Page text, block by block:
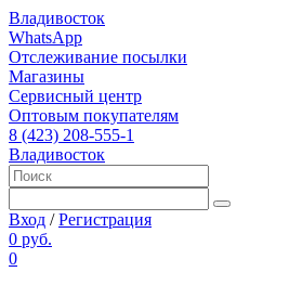
Владивосток
WhatsApp
Отслеживание посылки
Магазины
Сервисный центр
Оптовым покупателям
8 (423) 208-555-1
Владивосток
Вход /Регистрация
0 руб.
0